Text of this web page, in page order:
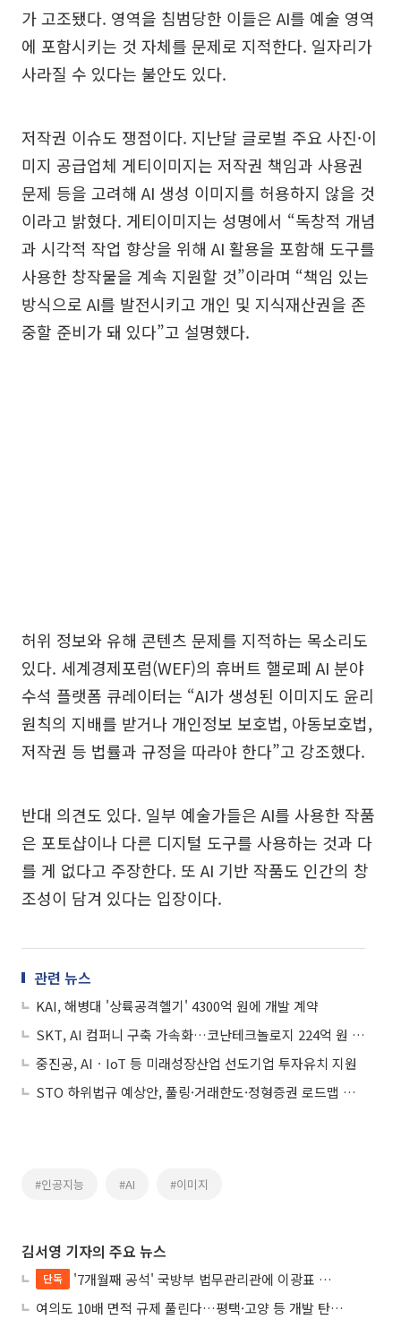
가 고조됐다. 영역을 침범당한 이들은 AI를 예술 영역
에 포함시키는 것 자체를 문제로 지적한다. 일자리가
사라질 수 있다는 불안도 있다.
저작권 이슈도 쟁점이다. 지난달 글로벌 주요 사진·이
미지 공급업체 게티이미지는 저작권 책임과 사용권
문제 등을 고려해 AI 생성 이미지를 허용하지 않을 것
이라고 밝혔다. 게티이미지는 성명에서 “독창적 개념
과 시각적 작업 향상을 위해 AI 활용을 포함해 도구를
사용한 창작물을 계속 지원할 것”이라며 “책임 있는
방식으로 AI를 발전시키고 개인 및 지식재산권을 존
중할 준비가 돼 있다”고 설명했다.
허위 정보와 유해 콘텐츠 문제를 지적하는 목소리도
있다. 세계경제포럼(WEF)의 휴버트 핼로페 AI 분야
수석 플랫폼 큐레이터는 “AI가 생성된 이미지도 윤리
원칙의 지배를 받거나 개인정보 보호법, 아동보호법,
저작권 등 법률과 규정을 따라야 한다”고 강조했다.
반대 의견도 있다. 일부 예술가들은 AI를 사용한 작품
은 포토샵이나 다른 디지털 도구를 사용하는 것과 다
를 게 없다고 주장한다. 또 AI 기반 작품도 인간의 창
조성이 담겨 있다는 입장이다.
관련 뉴스
KAI, 해병대 '상륙공격헬기' 4300억 원에 개발 계약
SKT, AI 컴퍼니 구축 가속화…코난테크놀로지 224억 원 투자
중진공, AIㆍIoT 등 미래성장산업 선도기업 투자유치 지원
STO 하위법규 예상안, 풀링·거래한도·정형증권 로드맵 제시
#인공지능 #AI #이미지
김서영 기자의 주요 뉴스
단독
'7개월째 공석' 국방부 법무관리관에 이광표 변호사 내정
여의도 10배 면적 규제 풀린다…평택·고양 등 개발 탄력 기대